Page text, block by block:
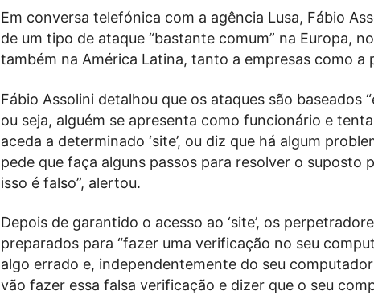
Em conversa telefónica com a agência Lusa, Fábio
de um tipo de ataque “bastante comum” na Europa,
também na América Latina, tanto a empresas como a
Fábio Assolini detalhou que os ataques são baseados
ou seja, alguém se apresenta como funcionário e
aceda a determinado ‘site’, ou diz que há algum
pede que faça alguns passos para resolver o suposto
isso é falso”, alertou.
Depois de garantido o acesso ao ‘site’, os
preparados para “fazer uma verificação no seu
algo errado e, independentemente do seu
vão fazer essa falsa verificação e dizer que o seu